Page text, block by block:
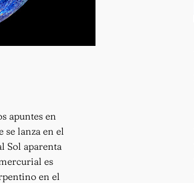
apuntes en
lanza en el
Sol aparenta
es
en el